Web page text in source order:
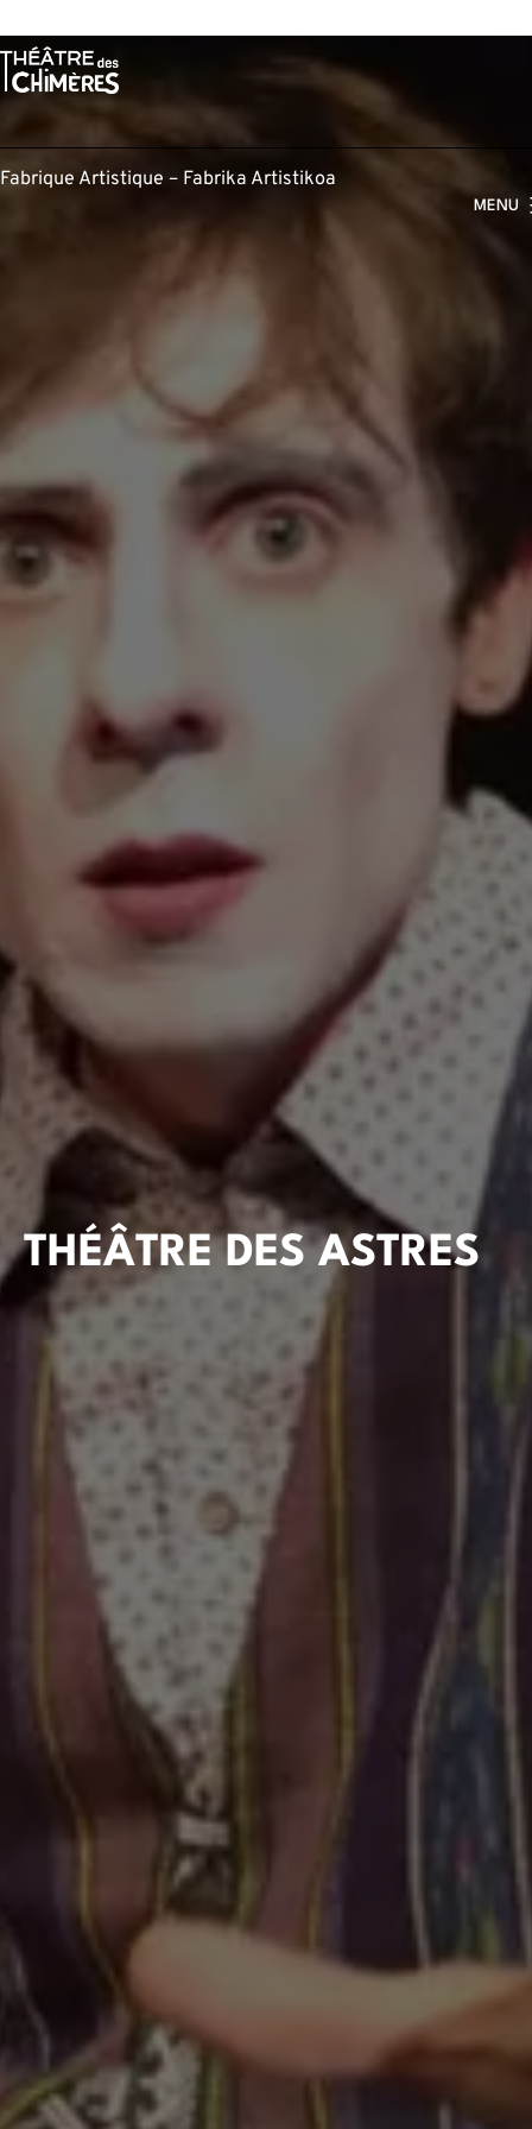
au
contenu
Fabrique Artistique – Fabrika Artistikoa
MENU
THÉÂTRE DES ASTRES